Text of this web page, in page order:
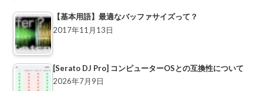
【基本用語】最適なバッファサイズって？
2017年11月13日
[Serato DJ Pro] コンピューターOSとの互換性について
2026年7月9日